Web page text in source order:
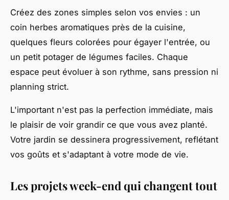
Créez des zones simples selon vos envies : un
coin herbes aromatiques près de la cuisine,
quelques fleurs colorées pour égayer l'entrée, ou
un petit potager de légumes faciles. Chaque
espace peut évoluer à son rythme, sans pression ni
planning strict.
L'important n'est pas la perfection immédiate, mais
le plaisir de voir grandir ce que vous avez planté.
Votre jardin se dessinera progressivement, reflétant
vos goûts et s'adaptant à votre mode de vie.
Les projets week-end qui changent tout